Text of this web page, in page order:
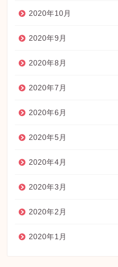
2020年10月
2020年9月
2020年8月
2020年7月
2020年6月
2020年5月
2020年4月
2020年3月
2020年2月
2020年1月